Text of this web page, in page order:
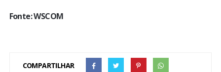
Fonte: WSCOM
COMPARTILHAR